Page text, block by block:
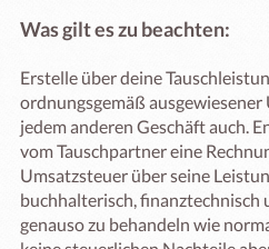
Was gilt es zu beachten:
Erstelle über deine
ordnungsgemäß ausgewiesener
jedem anderen Geschäft auch.
vom Tauschpartner eine
Umsatzsteuer über seine
buchhalterisch, finanztechnisch
genauso zu behandeln wie